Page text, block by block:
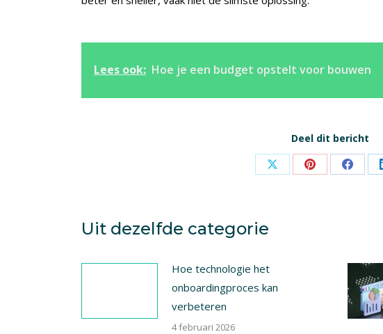
Lees ook: Hoe je een budget opstelt voor bouwen
Deel dit bericht
Share Share Share
Uit dezelfde categorie
Hoe technologie het
onboardingproces kan
verbeteren
4 februari 2026